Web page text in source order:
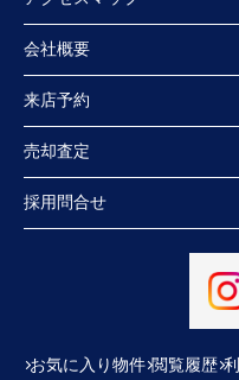
会社概要
来店予約
売却査定
採用問合せ
お気に入り物件 閲覧履歴